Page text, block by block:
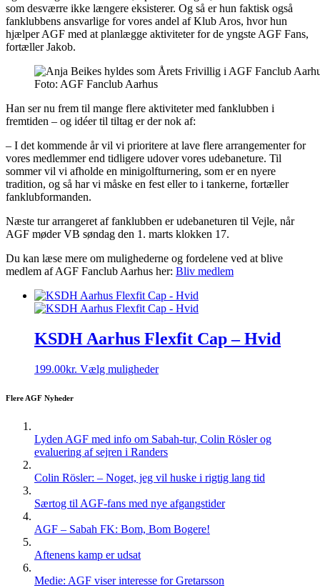
som desværre ikke længere eksisterer. Og så er hun faktisk også
fanklubbens ansvarlige for vores andel af Klub Aros, hvor hun
hjælper AGF med at planlægge aktiviteter for de yngste AGF Fans,
fortæller Jakob.
Foto: AGF Fanclub Aarhus
Han ser nu frem til mange flere aktiviteter med fanklubben i
fremtiden – og idéer til tiltag er der nok af:
– I det kommende år vil vi prioritere at lave flere arrangementer for
vores medlemmer end tidligere udover vores udebaneture. Til
sommer vil vi afholde en minigolfturnering, som er en nyere
tradition, og så har vi måske en fest eller to i tankerne, fortæller
fanklubformanden.
Næste tur arrangeret af fanklubben er udebaneturen til Vejle, når
AGF møder VB søndag den 1. marts klokken 17.
Du kan læse mere om mulighederne og fordelene ved at blive
medlem af AGF Fanclub Aarhus her: Bliv medlem
KSDH Aarhus Flexfit Cap – Hvid
199.00kr. Vælg mulighederDette
Mulighederne
kan
vælges
på
varesiden
Flere AGF Nyheder
Lyden AGF med info om Sabah-tur, Colin Rösler og
evaluering af sejren i Randers
Colin Rösler: – Noget, jeg vil huske i rigtig lang tid
Særtog til AGF-fans med nye afgangstider
AGF – Sabah FK: Bom, Bom Bogere!
Aftenens kamp er udsat
Medie: AGF viser interesse for Gretarsson